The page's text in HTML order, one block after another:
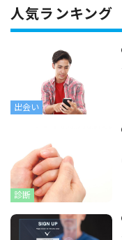
人気ランキング
出会い
診断